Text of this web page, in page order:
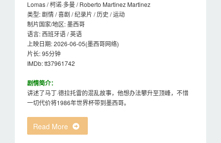
Lomas / 柯诺·多曼 / Roberto Martinez Martinez
类型: 剧情 / 喜剧 / 纪录片 / 历史 / 运动
制片国家/地区: 墨西哥
语言: 西班牙语 / 英语
上映日期: 2026-06-05(墨西哥网络)
片长: 95分钟
IMDb: tt37961742
剧情简介：
讲述了马丁·德拉托雷的混乱故事，他想办法攀升至顶峰，不惜
一切代价将1986年世界杯带到墨西哥。
Read More